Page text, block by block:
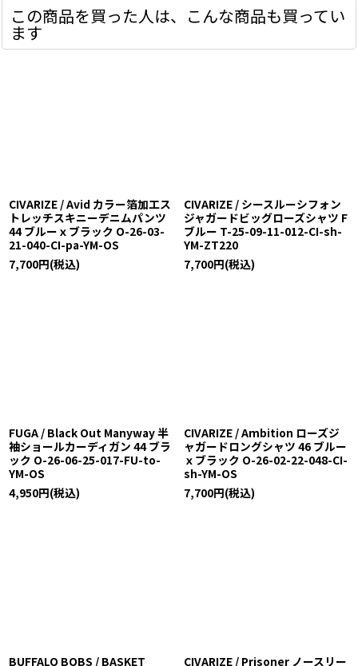
この商品を買った人は、こんな商品も買ってい
ます
CIVARIZE / Avid カラー箔加工ス
トレッチスキニーデニムパンツ
44 ブルーｘブラック O-26-03-
21-040-CI-pa-YM-OS
7,700円(税込)
CIVARIZE / シースルーシフォン
ジャガードビッグローズシャツ F
ブルー T-25-09-11-012-CI-sh-
YM-ZT220
7,700円(税込)
FUGA / Black Out Manyway 半
袖ショールカーディガン 44 ブラ
ック O-26-06-25-017-FU-to-
YM-OS
4,950円(税込)
CIVARIZE / Ambition ローズジ
ャガードロングシャツ 46 ブルー
ｘブラック O-26-02-22-048-CI-
sh-YM-OS
7,700円(税込)
BUFFALO BOBS / BASKET CIVARIZE / Prisoner ノースリー